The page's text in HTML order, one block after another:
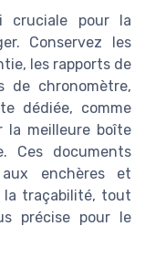
cruciale pour la
Conservez les
les rapports de
de chronomètre,
dédiée, comme
la meilleure boîte
Ces documents
enchères et
la traçabilité, tout
précise pour le